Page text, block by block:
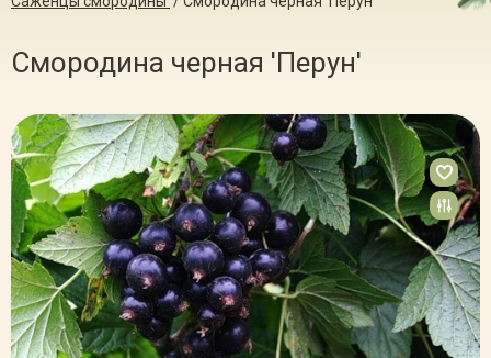
Смородина черная 'Перун'